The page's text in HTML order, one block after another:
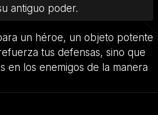
antiguo poder.
un héroe, un objeto potente
tus defensas, sino que
en los enemigos de la manera